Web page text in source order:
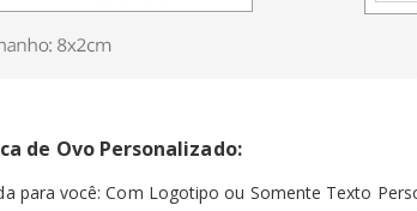
de Ovo Personalizado:
para você: Com Logotipo ou Somente Texto